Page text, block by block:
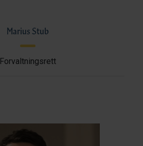
Marius Stub
Forvaltningsrett